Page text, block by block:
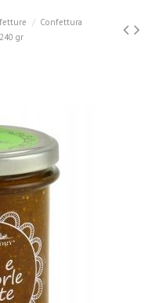
Confettura
gr